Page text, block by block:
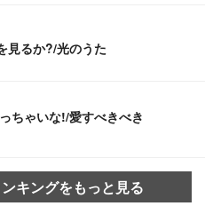
見るか?/光のうた
ちゃいな!/愛すべきべき
キングをもっと見る